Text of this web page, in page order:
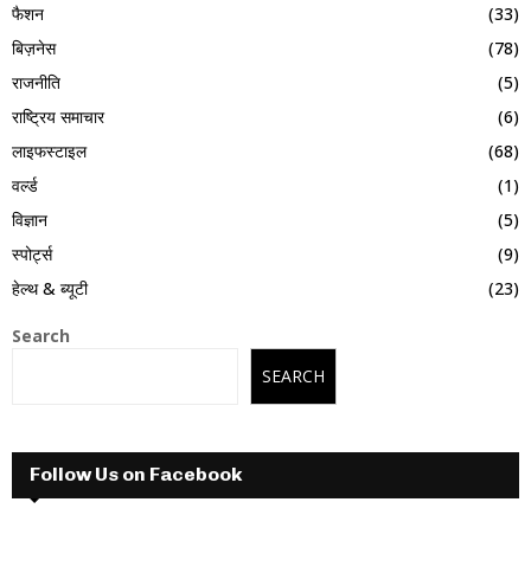
फैशन
(33)
बिज़नेस
(78)
राजनीति
(5)
राष्ट्रिय समाचार
(6)
लाइफस्टाइल
(68)
वर्ल्ड
(1)
विज्ञान
(5)
स्पोर्ट्स
(9)
हेल्थ & ब्यूटी
(23)
Search
SEARCH
Follow Us on Facebook